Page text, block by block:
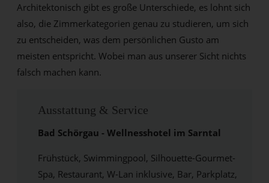
Architektonisch gibt es große Unterschiede, es lohnt sich
also, die Zimmerkategorien genau zu studieren, um sich
zu entscheiden, was dem persönlichen Gusto am
meisten entspricht. Wobei man aus unserer Sicht nichts
falsch machen kann.
Ausstattung & Service
Bad Schörgau -Wellnesshotel im Sarntal
Frühstück, Swimmingpool, Silhouette-Gourmet-
Spa, Restaurant, W-Lan inklusive, Bar, Parkplatz,